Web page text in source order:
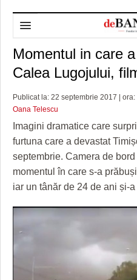
HOME
DESPRE NOI
REDACȚIA DEBANAT
POLITICA DE COOKIES
ADMINISTRAȚIE
PRIMĂRIA TIMIŞOARA
CONSILIUL JUDEŢEAN
POLITICĂ
POLITICA
SPORT
FOTBAL JUDETEAN
DOSARELE DEBANAT
ZÂMBETE AMARE
GRĂDINA TAICII
TIMP LIBER ȘI CULTURĂ
CRONICĂ DE FILM
ACCIDENTE
Momentul in care
Calea Lugojului,
Publicat la: 22 septembrie 2017 | ora:
Oana Telescu
Imagini dramatice care
furtuna care a devastat
septembrie. Camera de
momentul în care s-a
iar un tânăr de 24 de ani și-